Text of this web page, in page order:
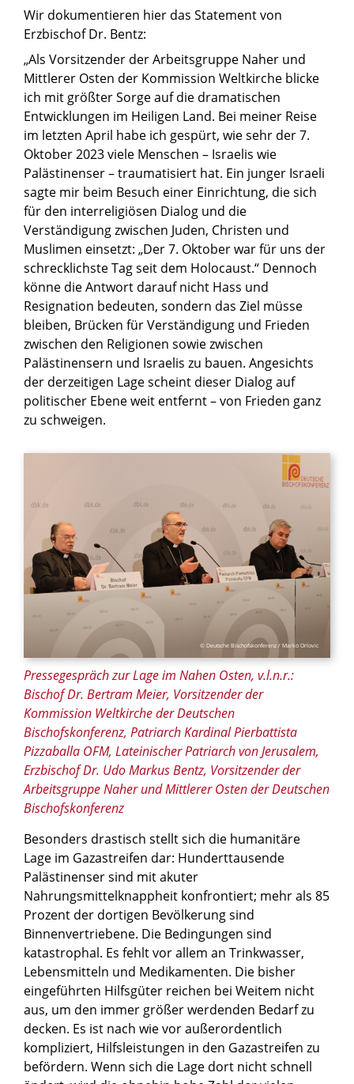
© Deutsche Bischofskonferenz / Marko Orlovic
Pressegespräch zur Lage im Nahen Osten, v.l.n.r.:
Bischof Dr. Bertram Meier, Vorsitzender der
Kommission Weltkirche der Deutschen
Bischofskonferenz, Patriarch Kardinal Pierbattista
Pizzaballa OFM, Lateinischer Patriarch von Jerusalem,
Erzbischof Dr. Udo Markus Bentz, Vorsitzender der
Arbeitsgruppe Naher und Mittlerer Osten der Deutschen
Bischofskonferenz
Wir dokumentieren hier das Statement von
Erzbischof Dr. Bentz:
„Als Vorsitzender der Arbeitsgruppe Naher und
Mittlerer Osten der Kommission Weltkirche blicke
ich mit größter Sorge auf die dramatischen
Entwicklungen im Heiligen Land. Bei meiner Reise
im letzten April habe ich gespürt, wie sehr der 7.
Oktober 2023 viele Menschen – Israelis wie
Palästinenser – traumatisiert hat. Ein junger Israeli
sagte mir beim Besuch einer Einrichtung, die sich
für den interreligiösen Dialog und die
Verständigung zwischen Juden, Christen und
Muslimen einsetzt: „Der 7. Oktober war für uns der
schrecklichste Tag seit dem Holocaust.“ Dennoch
könne die Antwort darauf nicht Hass und
Resignation bedeuten, sondern das Ziel müsse
bleiben, Brücken für Verständigung und Frieden
zwischen den Religionen sowie zwischen
Palästinensern und Israelis zu bauen. Angesichts
der derzeitigen Lage scheint dieser Dialog auf
politischer Ebene weit entfernt – von Frieden ganz
zu schweigen.
Besonders drastisch stellt sich die humanitäre
Lage im Gazastreifen dar: Hunderttausende
Palästinenser sind mit akuter
Nahrungsmittelknappheit konfrontiert; mehr als 85
Prozent der dortigen Bevölkerung sind
Binnenvertriebene. Die Bedingungen sind
katastrophal. Es fehlt vor allem an Trinkwasser,
Lebensmitteln und Medikamenten. Die bisher
eingeführten Hilfsgüter reichen bei Weitem nicht
aus, um den immer größer werdenden Bedarf zu
decken. Es ist nach wie vor außerordentlich
kompliziert, Hilfsleistungen in den Gazastreifen zu
befördern. Wenn sich die Lage dort nicht schnell